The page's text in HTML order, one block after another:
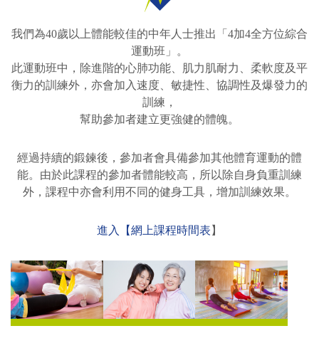
我們為40歲以上體能較佳的中年人士推出「4加4全方位綜合
運動班」。
此運動班中，除進階的心肺功能、肌力肌耐力、柔軟度及平
衡力的訓練外，亦會加入速度、敏捷性、協調性及爆發力的
訓練，
幫助參加者建立更強健的體魄。
經過持續的鍛鍊後，參加者會具備參加其他體育運動的體
能。由於此課程的參加者體能較高，所以除自身負重訓練
外，課程中亦會利用不同的健身工具，增加訓練效果。
進入【網上課程時間表 】